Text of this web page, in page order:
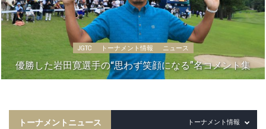
JGTC トーナメント情報 ニュース
優勝した岩田寛選手の“思わず笑顔になる”名コメント集
トーナメントニュース トーナメント情報